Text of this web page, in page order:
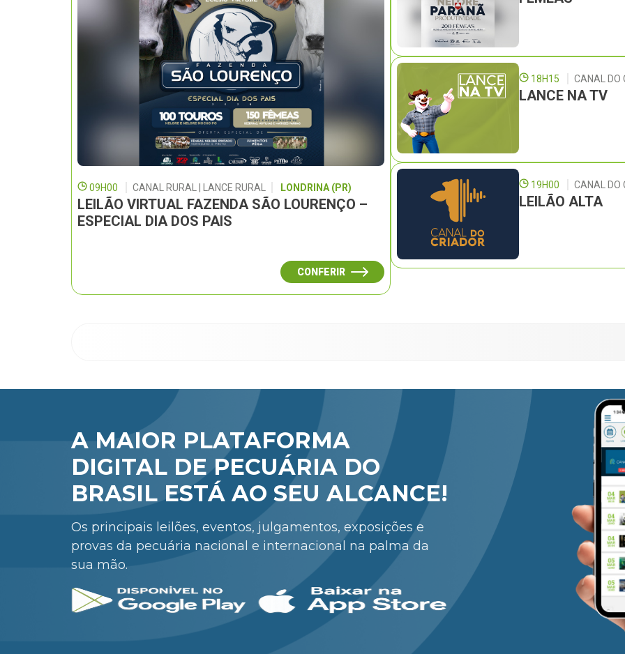
09H00 CANAL RURAL | LANCE RURAL LONDRINA (PR)
LEILÃO VIRTUAL FAZENDA SÃO LOURENÇO –
ESPECIAL DIA DOS PAIS
CONFERIR
18H15 CANAL DO
LANCE NA TV
19H00 CANAL DO
LEILÃO ALTA
A MAIOR PLATAFORMA
DIGITAL DE PECUÁRIA DO
BRASIL ESTÁ AO SEU ALCANCE!
Os principais leilões, eventos, julgamentos, exposições e
provas da pecuária nacional e internacional na palma da
sua mão.